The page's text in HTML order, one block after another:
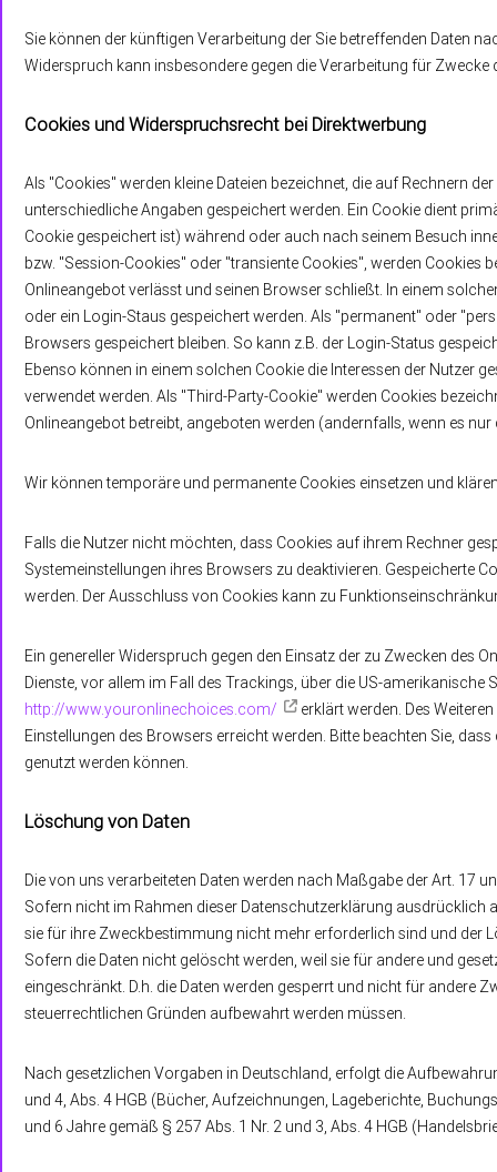
Sie können der künftigen Verarbeitung der Sie betreffenden Daten
Widerspruch kann insbesondere gegen die Verarbeitung für Zwecke
Cookies und Widerspruchsrecht bei Direktwerbung
Als "Cookies" werden kleine Dateien bezeichnet, die auf Rechnern
unterschiedliche Angaben gespeichert werden. Ein Cookie dient
Cookie gespeichert ist) während oder auch nach seinem Besuch
bzw. "Session-Cookies" oder "transiente Cookies", werden Cookies
Onlineangebot verlässt und seinen Browser schließt. In einem
oder ein Login-Staus gespeichert werden. Als "permanent" oder
Browsers gespeichert bleiben. So kann z.B. der Login-Status
Ebenso können in einem solchen Cookie die Interessen der Nutzer
verwendet werden. Als "Third-Party-Cookie" werden Cookies
Onlineangebot betreibt, angeboten werden (andernfalls, wenn es
Wir können temporäre und permanente Cookies einsetzen und
Falls die Nutzer nicht möchten, dass Cookies auf ihrem Rechner
Systemeinstellungen ihres Browsers zu deaktivieren. Gespeicherte
werden. Der Ausschluss von Cookies kann zu
Ein genereller Widerspruch gegen den Einsatz der zu Zwecken des
Dienste, vor allem im Fall des Trackings, über die US-amerikanische
http://www.youronlinechoices.com/
erklärt werden. Des
Einstellungen des Browsers erreicht werden. Bitte beachten Sie,
genutzt werden können.
Löschung von Daten
Die von uns verarbeiteten Daten werden nach Maßgabe der Art. 17
Sofern nicht im Rahmen dieser Datenschutzerklärung ausdrücklich
sie für ihre Zweckbestimmung nicht mehr erforderlich sind und der
Sofern die Daten nicht gelöscht werden, weil sie für andere und
eingeschränkt. D.h. die Daten werden gesperrt und nicht für andere
steuerrechtlichen Gründen aufbewahrt werden müssen.
Nach gesetzlichen Vorgaben in Deutschland, erfolgt die
und 4, Abs. 4 HGB (Bücher, Aufzeichnungen, Lageberichte,
und 6 Jahre gemäß § 257 Abs. 1 Nr. 2 und 3, Abs. 4 HGB